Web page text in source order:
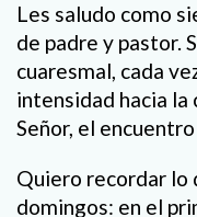
Les saludo como
de padre y pastor.
cuaresmal, cada
intensidad hacia la
Señor, el
Quiero recordar lo
domingos: en el